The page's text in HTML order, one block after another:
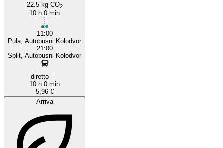
22.5 kg CO2
10 h 0 min
11:00
Pula, Autobusni Kolodvor
21:00
Split, Autobusni Kolodvor
diretto
10 h 0 min
5,96 €
Arriva